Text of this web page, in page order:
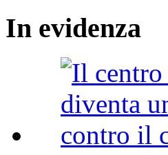
In evidenza